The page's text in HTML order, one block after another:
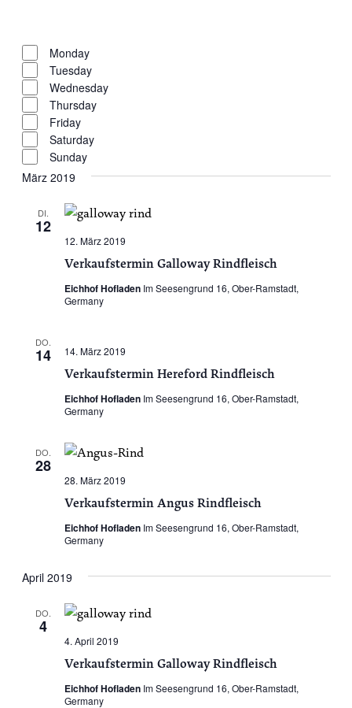
filterClose
filter
Day
Monday
Tuesday
Wednesday
Thursday
Friday
Saturday
Sunday
März 2019
DI.
12
Verkaufstermin Galloway Rindfleisch
12. März 2019
Eichhof Hofladen Im Seesengrund 16, Ober-Ramstadt,
Germany
DO.
14
Verkaufstermin Hereford Rindfleisch
14. März 2019
Eichhof Hofladen Im Seesengrund 16, Ober-Ramstadt,
Germany
DO.
28
Verkaufstermin Angus Rindfleisch
28. März 2019
Eichhof Hofladen Im Seesengrund 16, Ober-Ramstadt,
Germany
April 2019
DO.
4
Verkaufstermin Galloway Rindfleisch
4. April 2019
Eichhof Hofladen Im Seesengrund 16, Ober-Ramstadt,
Germany